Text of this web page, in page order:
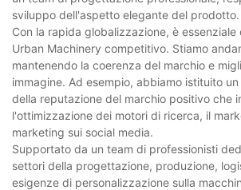
sviluppo dell'aspetto elegante del prodotto.
Con la rapida globalizzazione, è
Urban Machinery competitivo. Stiamo
mantenendo la coerenza del marchio e
immagine. Ad esempio, abbiamo istituito
della reputazione del marchio positivo che
l'ottimizzazione dei motori di ricerca, il
marketing sui social media.
Supportato da un team di professionisti
settori della progettazione, produzione,
esigenze di personalizzazione sulla